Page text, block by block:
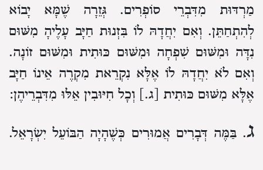
מַרְדּוּת מִדִּבְרֵי סוֹפְרִים. גְּזֵרָה שֶׁמָּא יָבוֹא
לְהִתְחַתֵּן. וְאִם יִחֲדָהּ לוֹ בִּזְנוּת חַיָּב עָלֶיהָ מִשּׁוּם
נִדָּה וּמִשּׁוּם שִׁפְחָה וּמִשּׁוּם כּוּתִית וּמִשּׁוּם זוֹנָה.
וְאִם לֹא יִחֲדָהּ לוֹ אֶלָּא נִקְרֵאת מִקְרֶה אֵינוֹ חַיָּב
אֶלָּא מִשּׁוּם כּוּתִית [ג.] וְכָל חִיּוּבִין אֵלּוּ מִדִּבְרֵיהֶן:
ג. בַּמֶּה דְּבָרִים אֲמוּרִים כְּשֶׁהָיָה הַבּוֹעֵל יִשְׂרָאֵל.